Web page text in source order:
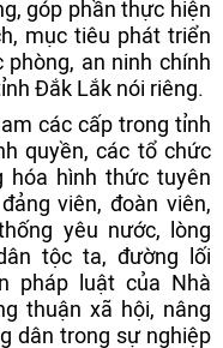
góp phần thực hiện
mục tiêu phát triển
an ninh chính
Đắk Lắk nói riêng.
các cấp trong tỉnh
quyền, các tổ chức
hóa hình thức tuyên
viên, đoàn viên,
yêu nước, lòng
tộc ta, đường lối
pháp luật của Nhà
thuận xã hội, nâng
dân trong sự nghiệp